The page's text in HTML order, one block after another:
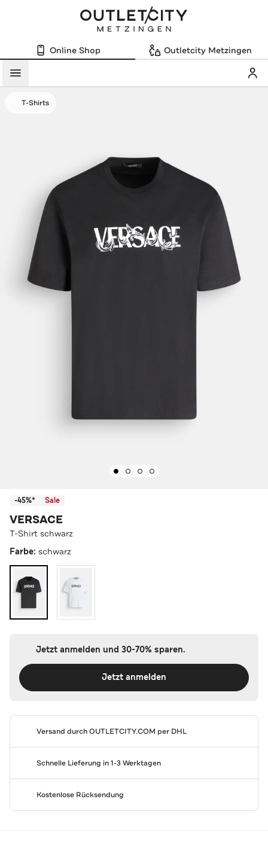
Online Shop Outletcity Metzingen
Menü
T-Shirts
-45%* Sale
VERSACE
T-Shirt schwarz
Farbe: schwarz
Jetzt anmelden und 30-70% sparen.
Jetzt anmelden
Versand durchOUTLETCITY.COM per DHL
Schnelle Lieferung in 1-3 Werktagen
Kostenlose Rücksendung